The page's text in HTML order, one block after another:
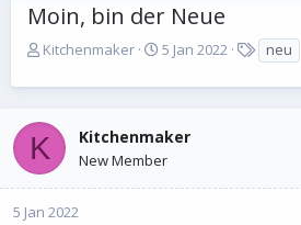
Moin, bin der Neue
E
s
e
l
l
e
r
Kitchenmaker
E
s
e
l
t
5 Jan 2022
S
c
h
o
neu
K Kitchenmaker
New Member
5 Jan 2022